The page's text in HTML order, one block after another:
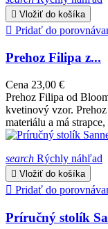
 Vložiť do košíka
 Pridať do
Prehoz Filipa z...
Cena 23,00 €
Prehoz Filipa od
kvetinový vzor.
materiálu a má strapce,
search Rýchly náhľad
 Vložiť do košíka
 Pridať do
Príručný stolík